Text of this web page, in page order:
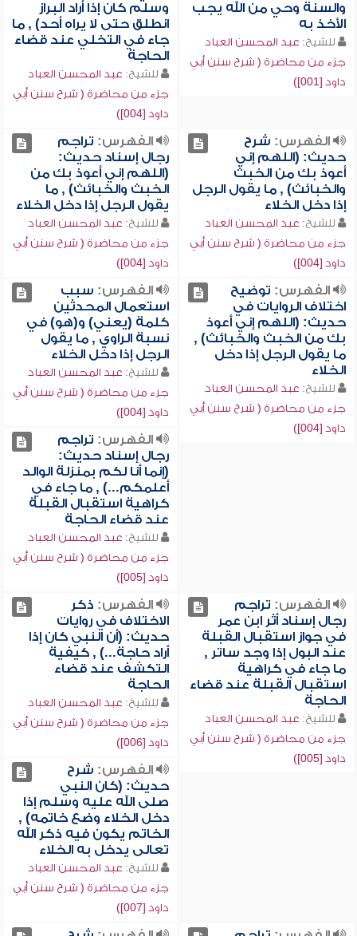
والسنة وحي من الله يجب
الأخذ به
للشيخ: عبد المحسن العباد
جزء من محاضرة ( شرح سنن أبي
داود [001])
وسلم كان إذا أراد البراز
انطلق حتى لا يراه أحد) , ما
جاء في التخلي عند قضاء
الحاجة
للشيخ: عبد المحسن العباد
جزء من محاضرة ( شرح سنن أبي
داود [004])
الفهرس: شرح
حديث: (اللهم إني
أعوذ بك من الخبث
والخبائث) , ما يقول الرجل
إذا دخل الخلاء
للشيخ: عبد المحسن العباد
جزء من محاضرة ( شرح سنن أبي
داود [004])
الفهرس: تراجم
رجال إسناد حديث:
(اللهم إني أعوذ بك من
الخبث والخبائث) , ما
يقول الرجل إذا دخل الخلاء
للشيخ: عبد المحسن العباد
جزء من محاضرة ( شرح سنن أبي
داود [004])
الفهرس: توضيح
اختلاف الروايات في
حديث: (اللهم إني أعوذ
بك من الخبث والخبائث) ,
ما يقول الرجل إذا دخل
الخلاء
للشيخ: عبد المحسن العباد
جزء من محاضرة ( شرح سنن أبي
داود [004])
الفهرس: سبب
استعمال المحدثين
كلمة (يعني) و(هو) في
نسبة الراوي , ما يقول
الرجل إذا دخل الخلاء
للشيخ: عبد المحسن العباد
جزء من محاضرة ( شرح سنن أبي
داود [004])
الفهرس: تراجم
رجال إسناد حديث:
(إنما أنا لكم بمنزلة الوالد
أعلمكم...) , ما جاء في
كراهية استقبال القبلة
عند قضاء الحاجة
للشيخ: عبد المحسن العباد
جزء من محاضرة ( شرح سنن أبي
داود [005])
الفهرس: تراجم
رجال إسناد أثر ابن عمر
في جواز استقبال القبلة
عند البول إذا وجد ساتر ,
ما جاء في كراهية
استقبال القبلة عند قضاء
الحاجة
للشيخ: عبد المحسن العباد
جزء من محاضرة ( شرح سنن أبي
داود [005])
الفهرس: ذكر
الاختلاف في روايات
حديث: (أن النبي كان إذا
أراد حاجة...) , كيفية
التكشف عند قضاء
الحاجة
للشيخ: عبد المحسن العباد
جزء من محاضرة ( شرح سنن أبي
داود [006])
الفهرس: شرح
حديث: (كان النبي
صلى الله عليه وسلم إذا
دخل الخلاء وضع خاتمه) ,
الخاتم يكون فيه ذكر الله
تعالى يدخل به الخلاء
للشيخ: عبد المحسن العباد
جزء من محاضرة ( شرح سنن أبي
داود [007])